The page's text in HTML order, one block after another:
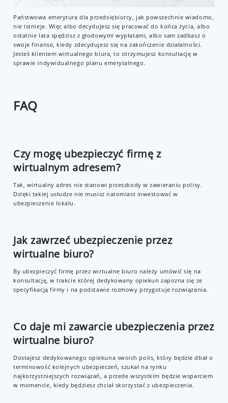
Państwowa emerytura dla przedsiębiorcy, jak powszechnie wiadomo,
nie istnieje. Więc albo decydujesz się pracować do końca życia, albo
ostatnie lata spędzisz z głodowymi wypłatami, albo sam zadbasz o
swoje finanse, kiedy zdecydujesz się na zakończenie działalności.
Jesteś klientem wirtualnego biura, to otrzymujesz konsultację w
sprawie indywidualnego planu emerytalnego.
FAQ
Czy mogę ubezpieczyć firmę z
wirtualnym adresem?
Tak, wirtualny adres nie stanowi przeszkody w zawieraniu polisy.
Dzięki takiej usłudze nie musisz natomiast inwestować w
ubezpieczenie lokalu.
Jak zawrzeć ubezpieczenie przez
wirtualne biuro?
By ubezpieczyć firmę przez wirtualne biuro należy umówić się na
konsultację, w trakcie której dedykowany opiekun zapozna się ze
specyfikacją firmy i na podstawie rozmowy przygotuje rozwiązania.
Co daje mi zawarcie ubezpieczenia przez
wirtualne biuro?
Dostajesz dedykowanego opiekuna swoich polis, który będzie dbał o
terminowość kolejnych ubezpieczeń, szukał na rynku
najkorzystniejszych rozwiązań, a przede wszystkim będzie wsparciem
w momencie, kiedy będziesz chciał skorzystać z ubezpieczenia.